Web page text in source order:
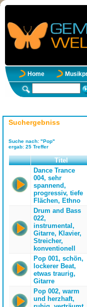
Home
Suchergebniss
Suche nach: "Pop"
ergab: 25 Treffer
Titel
Dance Trance
004, sehr
spannend,
progressiv, tiefe
Flächen, Ethno
Drum and Bass
022,
instrumental,
Gitarre, Klavier,
Streicher,
konventionell
Pop 001, schön,
lockerer Beat,
etwas traurig,
Gitarre
Pop 002, warm
und herzhaft,